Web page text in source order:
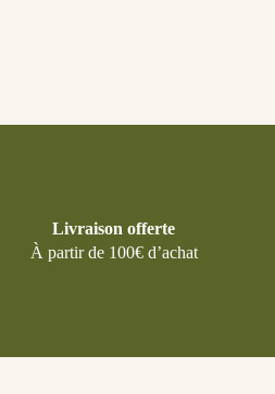
Livraison offerte
À partir de 100€ d’achat